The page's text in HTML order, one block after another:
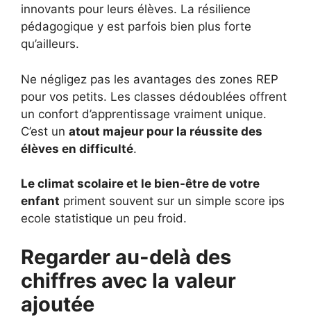
innovants pour leurs élèves. La résilience
pédagogique y est parfois bien plus forte
qu’ailleurs.
Ne négligez pas les avantages des zones REP
pour vos petits. Les classes dédoublées offrent
un confort d’apprentissage vraiment unique.
C’est un atout majeur pour la réussite des
élèves en difficulté.
Le climat scolaire et le bien-être de votre
enfant priment souvent sur un simple score ips
ecole statistique un peu froid.
Regarder au-delà des
chiffres avec la valeur
ajoutée